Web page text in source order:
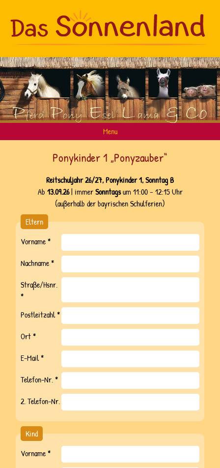
Menu
Unser Konzept
Kindergeburtstage
Ponyreiten
Reitschule
Ferienprogramme
Events
Gutscheine
Das Team
Unsere Tiere
Kontakt
Facebook
Ponykinder 1 „Ponyzauber“
Reitschuljahr 26/27, Ponykinder 1, Sonntag B
Ab 13.09.26| immerSonntagsum 11:00 – 12:15 Uhr
(außerhalb der bayrischen Schulferien)
Eltern
Vorname *
Nachname *
Straße/Hsnr.
*
Postleitzahl *
Ort *
E-Mail *
Telefon-Nr. *
2. Telefon-Nr.
Mail
Kind
Vorname *